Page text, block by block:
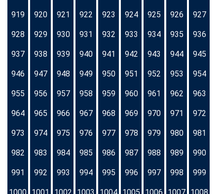
919 920 921 922 923 924 925 926 927
928 929 930 931 932 933 934 935 936
937 938 939 940 941 942 943 944 945
946 947 948 949 950 951 952 953 954
955 956 957 958 959 960 961 962 963
964 965 966 967 968 969 970 971 972
973 974 975 976 977 978 979 980 981
982 983 984 985 986 987 988 989 990
991 992 993 994 995 996 997 998 999